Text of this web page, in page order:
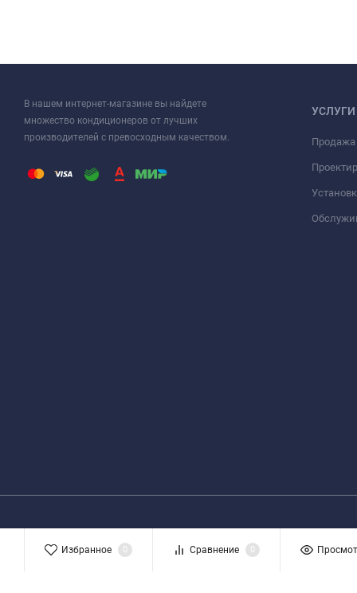
В нашем интернет-магазине вы найдете
множество кондиционеров от лучших
производителей с превосходным качеством.
УСЛУГИ
Продажа
Избранное 0 Сравнение 0